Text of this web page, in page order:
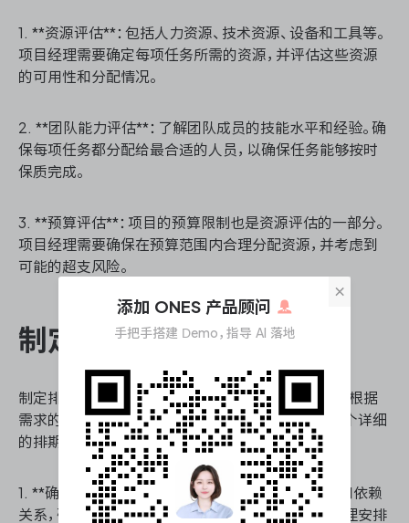
1. **资源评估**：包括人力资源、技术资源、设备和工具等。
项目经理需要确定每项任务所需的资源，并评估这些资源
的可用性和分配情况。
2. **团队能力评估**：了解团队成员的技能水平和经验。确
保每项任务都分配给最合适的人员，以确保任务能够按时
保质完成。
3. **预算评估**：项目的预算限制也是资源评估的一部分。
项目经理需要确保在预算范围内合理分配资源，并考虑到
可能的超支风险。
制定排期策略
制定排期策略是需求排期的核心环节。项目经理需要根据
需求的优先级、资源评估结果和项目目标，制定出一个详细
的排期计划。以下是制定排期策略的主要步骤：
1. **确定任务优先级**：根据任务的紧急性、重要性和依赖
关系，确定各项任务的优先级。这将帮助项目经理合理安排
×
添加 ONES 产品顾问
手把手搭建 Demo，指导 AI 落地